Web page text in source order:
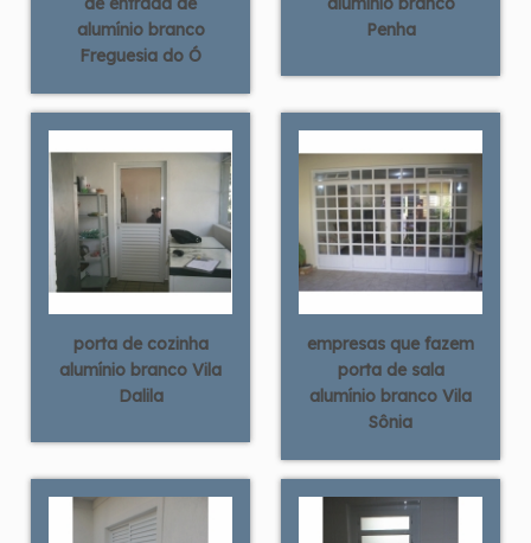
alumínio branco
Freguesia do Ó
Penha
porta de cozinha
alumínio branco Vila
Dalila
empresas que fazem
porta de sala
alumínio branco Vila
Sônia